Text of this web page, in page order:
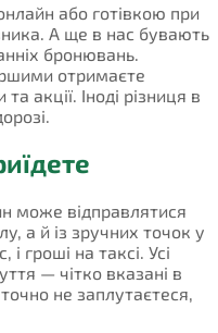
або готівкою при
А ще в нас бувають
бронювань.
отримаєте
акції. Іноді різниця в
може відправлятися
а й із зручних точок у
гроші на таксі. Усі
— чітко вказані в
не заплутаєтеся,